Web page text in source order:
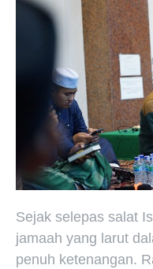
Sejak selepas salat
jamaah yang larut
penuh ketenangan.